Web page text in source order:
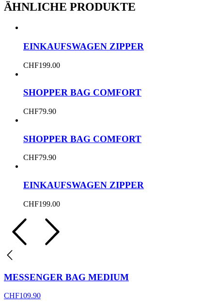
ÄHNLICHE PRODUKTE
EINKAUFSWAGEN ZIPPER
CHF199.00
SHOPPER BAG COMFORT
CHF79.90
SHOPPER BAG COMFORT
CHF79.90
EINKAUFSWAGEN ZIPPER
CHF199.00
MESSENGER BAG MEDIUM
CHF109.90